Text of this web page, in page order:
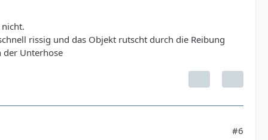
rissig und das Objekt rutscht durch die Reibung
der Unterhose
#6